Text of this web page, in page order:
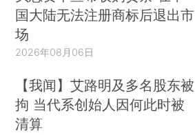
国大陆无法注册商标后退出市
场
2026年08月06日
【我闻】艾路明及多名股东被
拘 当代系创始人因何此时被
清算